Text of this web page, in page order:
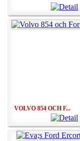
VOLVO 854 OCH F...